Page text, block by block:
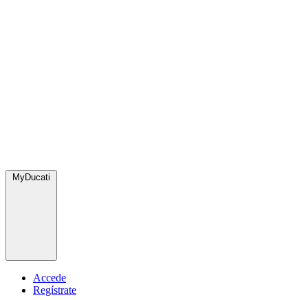
MyDucati
Accede
Regístrate